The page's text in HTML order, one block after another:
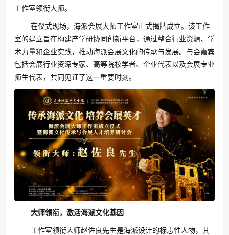
工作室领衔大师。
在仪式现场，海派会展大师工作室正式揭牌成立。该工作
室的建立旨在构建产学研协同创新平台，通过整合行业资源、学
术力量和企业实践，推动海派会展文化的传承与发展。与会嘉宾
包括会展行业资深专家、高等院校学者、企业代表以及会展专业
师生代表，共同见证了这一重要时刻。
大师领衔，激活海派文化基因
工作室领衔大师赵佐良先生是海派设计的标志性人物，其